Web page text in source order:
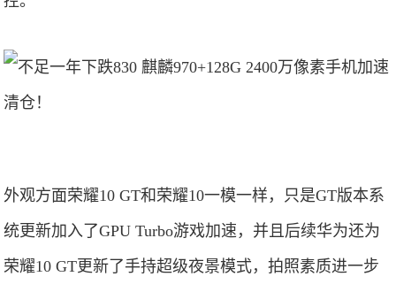
外观方面荣耀10 GT和荣耀10一模一样，只是GT版本系
统更新加入了GPU Turbo游戏加速，并且后续华为还为
荣耀10 GT更新了手持超级夜景模式，拍照素质进一步